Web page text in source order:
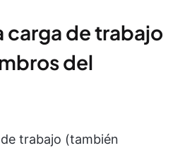
carga de trabajo
del
trabajo (también